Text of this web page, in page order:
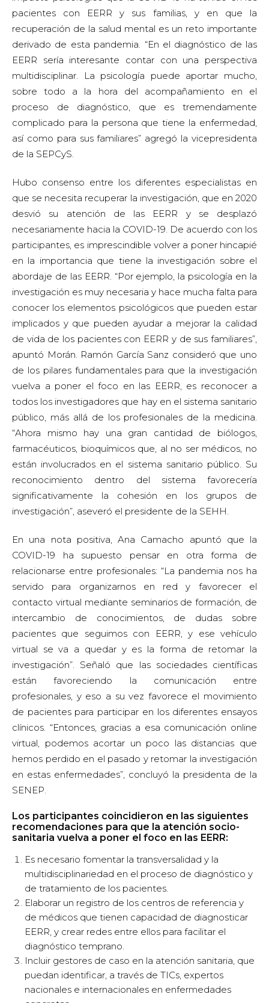
Hubo consenso entre los diferentes especialistas en
que se necesita recuperar la investigación, que en 2020
desvió su atención de las EERR y se desplazó
necesariamente hacia la COVID-19. De acuerdo con los
participantes, es imprescindible volver a poner hincapié
en la importancia que tiene la investigación sobre el
abordaje de las EERR. “Por ejemplo, la psicología en la
investigación es muy necesaria y hace mucha falta para
conocer los elementos psicológicos que pueden estar
de vida de los pacientes con EERR y de sus familiares”,
apuntó Morán. Ramón García Sanz consideró que uno
de los pilares fundamentales para que la investigación
vuelva a poner el foco en las EERR, es reconocer a
todos los investigadores que hay en el sistema sanitario
público, más allá de los profesionales de la medicina.
“Ahora mismo hay una gran cantidad de biólogos,
farmacéuticos, bioquímicos que, al no ser médicos, no
están involucrados en el sistema sanitario público. Su
reconocimiento dentro del sistema favorecería
significativamente la cohesión en los grupos de
investigación”, aseveró el presidente de la SEHH.
En una nota positiva, Ana Camacho apuntó que la
COVID-19 ha supuesto pensar en otra forma de
relacionarse entre profesionales: “La pandemia nos ha
servido para organizarnos en red y favorecer el
contacto virtual mediante seminarios de formación, de
intercambio de conocimientos, de dudas sobre
pacientes que seguimos con EERR, y ese vehículo
virtual se va a quedar y es la forma de retomar la
investigación”. Señaló que las sociedades científicas
profesionales, y eso a su vez favorece el movimiento
de pacientes para participar en los diferentes ensayos
clínicos. “Entonces, gracias a esa comunicación online
virtual, podemos acortar un poco las distancias que
hemos perdido en el pasado y retomar la investigación
en estas enfermedades”, concluyó la presidenta de la
SENEP.
Los participantes coincidieron en las siguientes
recomendaciones para que la atención socio-
sanitaria vuelva a poner el foco en las EERR:
Es necesario fomentar la transversalidad y la
multidisciplinariedad en el proceso de diagnóstico y
de tratamiento de los pacientes.
Elaborar un registro de los centros de referencia y
de médicos que tienen capacidad de diagnosticar
EERR, y crear redes entre ellos para facilitar el
diagnóstico temprano.
puedan identificar, a través de TICs, expertos
nacionales e internacionales en enfermedades
Crear la especialidad de genética clínica.
Involucrar a profesionales de neurología a lo largo
del proceso de atención.
Involucrar en el sistema a profesionales de otras
disciplinas, incluyendo economistas y especialistas
en digitalización.
Incrementar los servicios de apoyo a la salud mental
de los pacientes y familiares.
Reconocer a los investigadores no médicos en el
sistema.